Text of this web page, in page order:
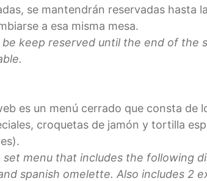
se mantendrán reservadas hasta
a esa misma mesa.
keep reserved until the end of the
es un menú cerrado que consta de
croquetas de jamón y tortilla
menu that includes the following
spanish omelette. Also includes 2